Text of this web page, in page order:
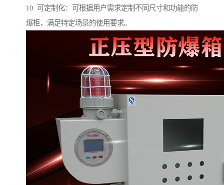
10. 可定制化：可根据用户需求定制不同尺寸和功能的防
爆柜，满足特定场景的使用要求。